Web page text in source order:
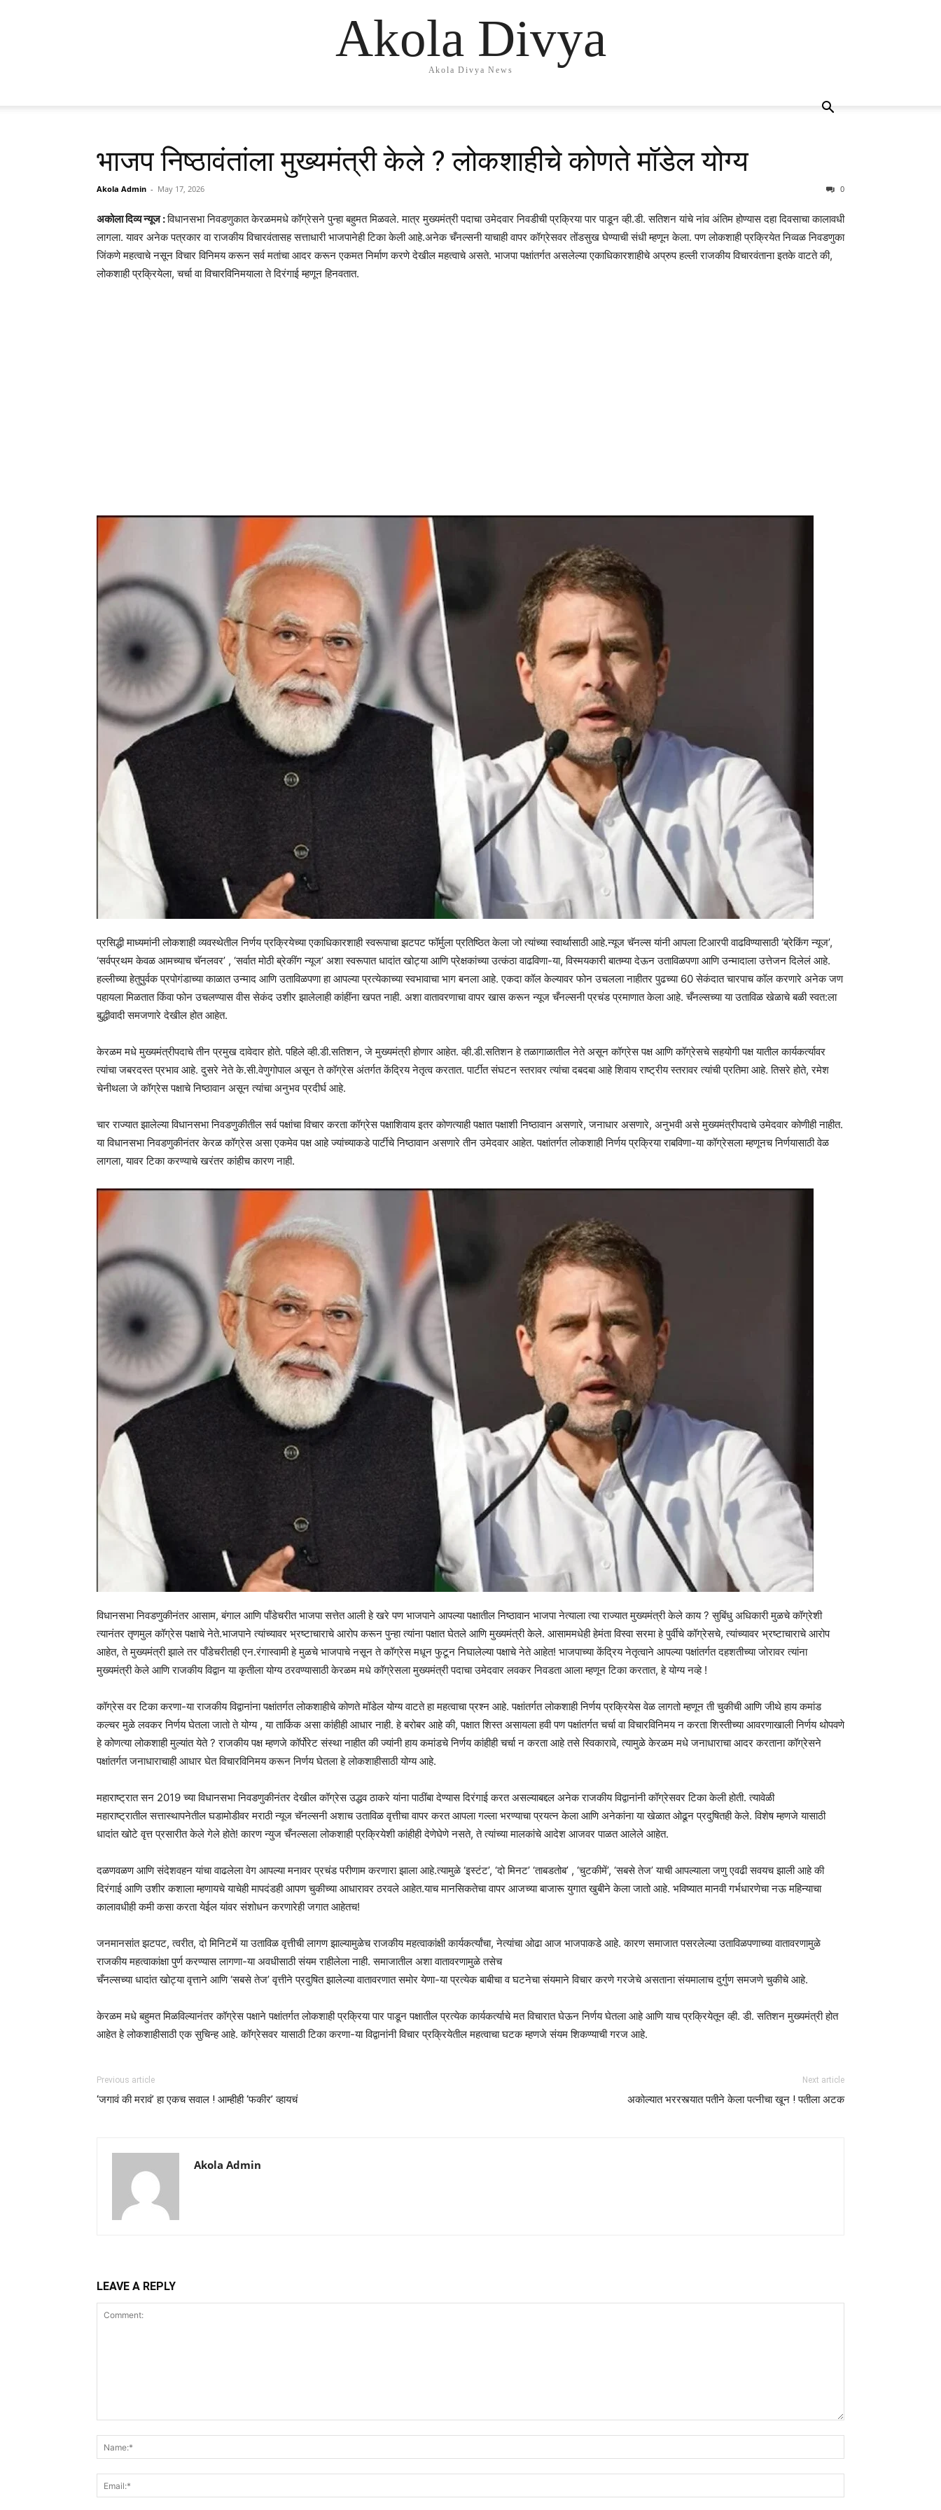
Akola Divya
Akola Divya News
भाजप निष्ठावंतांला मुख्यमंत्री केले ? लोकशाहीचे कोणते मॉडेल योग्य
Akola Admin - May 17, 2026 0
अकोला दिव्य न्यूज :विधानसभा निवडणुकात केरळममधे कॉग्रेसने पुन्हा बहुमत मिळवले. मात्र मुख्यमंत्री पदाचा उमेदवार निवडीची प्रक्रिया पार पाडून व्ही.डी. सतिशन यांचे नांव अंतिम होण्यास दहा दिवसाचा कालावधी
लागला. यावर अनेक पत्रकार वा राजकीय विचारवंतासह सत्ताधारी भाजपानेही टिका केली आहे.अनेक चँनल्सनी याचाही वापर कॉग्रेसवर तोंडसुख घेण्याची संधी म्हणून केला. पण लोकशाही प्रक्रियेत निव्वळ निवडणुका
जिंकणे महत्वाचे नसून विचार विनिमय करून सर्व मतांचा आदर करून एकमत निर्माण करणे देखील महत्वाचे असते. भाजपा पक्षांतर्गत असलेल्या एकाधिकारशाहीचे अप्रुप हल्ली राजकीय विचारवंताना इतके वाटते की,
लोकशाही प्रक्रियेला, चर्चा वा विचारविनिमयाला ते दिरंगाई म्हणून हिनवतात.
प्रसिद्धी माध्यमांनी लोकशाही व्यवस्थेतील निर्णय प्रक्रियेच्या एकाधिकारशाही स्वरूपाचा झटपट फॉर्मुला प्रतिष्ठित केला जो त्यांच्या स्वार्थासाठी आहे.न्यूज चॅनल्स यांनी आपला टिआरपी वाढविण्यासाठी ‘ब्रेकिंग न्यूज’,
‘सर्वप्रथम केवळ आमच्याच चॅनलवर’ , ‘सर्वात मोठी ब्रेकींग न्यूज’ अशा स्वरूपात धादांत खोट्या आणि प्रेक्षकांच्या उत्कंठा वाढविणा-या, विस्मयकारी बातम्या देऊन उताविळपणा आणि उन्मादाला उत्तेजन दिलेलं आहे.
हल्लीच्या हेतुपुर्वक प्रपोगंडाच्या काळात उन्माद आणि उताविळपणा हा आपल्या प्रत्येकाच्या स्वभावाचा भाग बनला आहे. एकदा कॉल केल्यावर फोन उचलला नाहीतर पुढच्या 60 सेकंदात चारपाच कॉल करणारे अनेक जण
पहायला मिळतात किंवा फोन उचलण्यास वीस सेकंद उशीर झालेलाही कांहींना खपत नाही. अशा वातावरणाचा वापर खास करून न्यूज चँनल्सनी प्रचंड प्रमाणात केला आहे. चँनल्सच्या या उताविळ खेळाचे बळी स्वत:ला
बुद्धीवादी समजणारे देखील होत आहेत.
केरळम मधे मुख्यमंत्रीपदाचे तीन प्रमुख दावेदार होते. पहिले व्ही.डी.सतिशन, जे मुख्यमंत्री होणार आहेत. व्ही.डी.सतिशन हे तळागाळातील नेते असून कॉग्रेस पक्ष आणि कॉग्रेसचे सहयोगी पक्ष यातील कार्यकर्त्यावर
त्यांचा जबरदस्त प्रभाव आहे. दुसरे नेते के.सी.वेणुगोपाल असून ते कॉग्रेस अंतर्गत केंद्रिय नेतृत्व करतात. पार्टीत संघटन स्तरावर त्यांचा दबदबा आहे शिवाय राष्ट्रीय स्तरावर त्यांची प्रतिमा आहे. तिसरे होते, रमेश
चेनीथला जे कॉग्रेस पक्षाचे निष्ठावान असून त्यांचा अनुभव प्रदीर्घ आहे.
चार राज्यात झालेल्या विधानसभा निवडणुकीतील सर्व पक्षांचा विचार करता कॉग्रेस पक्षाशिवाय इतर कोणत्याही पक्षात पक्षाशी निष्ठावान असणारे, जनाधार असणारे, अनुभवी असे मुख्यमंत्रीपदाचे उमेदवार कोणीही नाहीत.
या विधानसभा निवडणुकीनंतर केरळ कॉग्रेस असा एकमेव पक्ष आहे ज्यांच्याकडे पार्टीचे निष्ठावान असणारे तीन उमेदवार आहेत. पक्षांतर्गत लोकशाही निर्णय प्रक्रिया राबविणा-या कॉग्रेसला म्हणूनच निर्णयासाठी वेळ
लागला, यावर टिका करण्याचे खरंतर कांहीच कारण नाही.
विधानसभा निवडणुकीनंतर आसाम, बंगाल आणि पॉंडेचरीत भाजपा सत्तेत आली हे खरे पण भाजपाने आपल्या पक्षातील निष्ठावान भाजपा नेत्याला त्या राज्यात मुख्यमंत्री केले काय ? सुबिंधु अधिकारी मुळचे कॉग्रेशी
त्यानंतर तृणमुल कॉग्रेस पक्षाचे नेते.भाजपाने त्यांच्यावर भ्रष्टाचाराचे आरोप करून पुन्हा त्यांना पक्षात घेतले आणि मुख्यमंत्री केले. आसाममधेही हेमंता विस्वा सरमा हे पुर्वीचे कॉग्रेसचे, त्यांच्यावर भ्रष्टाचाराचे आरोप
आहेत, ते मुख्यमंत्री झाले तर पॉंडेचरीतही एन.रंगास्वामी हे मुळचे भाजपाचे नसून ते कॉग्रेस मधून फुटून निघालेल्या पक्षाचे नेते आहेत! भाजपाच्या केंद्रिय नेतृत्वाने आपल्या पक्षांतर्गत दहशतीच्या जोरावर त्यांना
मुख्यमंत्री केले आणि राजकीय विद्वान या कृतीला योग्य ठरवण्यासाठी केरळम मधे कॉग्रेसला मुख्यमंत्री पदाचा उमेदवार लवकर निवडता आला म्हणून टिका करतात, हे योग्य नव्हे !
कॉग्रेस वर टिका करणा-या राजकीय विद्वानांना पक्षांतर्गत लोकशाहीचे कोणते मॉडेल योग्य वाटते हा महत्वाचा प्रश्न आहे. पक्षांतर्गत लोकशाही निर्णय प्रक्रियेस वेळ लागतो म्हणून ती चुकीची आणि जीथे हाय कमांड
कल्चर मुळे लवकर निर्णय घेतला जातो ते योग्य , या तार्किक असा कांहीही आधार नाही. हे बरोबर आहे की, पक्षात शिस्त असायला हवी पण पक्षांतर्गत चर्चा वा विचारविनिमय न करता शिस्तीच्या आवरणाखाली निर्णय थोपवणे
हे कोणत्या लोकशाही मुल्यांत येते ? राजकीय पक्ष म्हणजे कॉर्पोरेट संस्था नाहीत की ज्यांनी हाय कमांडचे निर्णय कांहीही चर्चा न करता आहे तसे स्विकारावे, त्यामुळे केरळम मधे जनाधाराचा आदर करताना कॉग्रेसने
पक्षांतर्गत जनाधाराचाही आधार घेत विचारविनिमय करून निर्णय घेतला हे लोकशाहीसाठी योग्य आहे.
महाराष्ट्रात सन 2019 च्या विधानसभा निवडणुकीनंतर देखील कॉग्रेस उद्धव ठाकरे यांना पाठींबा देण्यास दिरंगाई करत असल्याबद्दल अनेक राजकीय विद्वानांनी कॉग्रेसवर टिका केली होती. त्यावेळी
महाराष्ट्रातील सत्तास्थापनेतील घडामोडीवर मराठी न्यूज चॅनल्सनी अशाच उताविळ वृत्तीचा वापर करत आपला गल्ला भरण्याचा प्रयत्न केला आणि अनेकांना या खेळात ओढून प्रदुषितही केले. विशेष म्हणजे यासाठी
धादांत खोटे वृत्त प्रसारीत केले गेले होते! कारण न्युज चँनल्सला लोकशाही प्रक्रियेशी कांहीही देणेघेणे नसते, ते त्यांच्या मालकांचे आदेश आजवर पाळत आलेले आहेत.
दळणवळण आणि संदेशवहन यांचा वाढलेला वेग आपल्या मनावर प्रचंड परीणाम करणारा झाला आहे.त्यामुळे ‘इस्टंट’, ‘दो मिनट’ ‘ताबडतोब’ , ‘चुटकीमें’, ‘सबसे तेज’ याची आपल्याला जणु एवढी सवयच झाली आहे की
दिरंगाई आणि उशीर कशाला म्हणायचे याचेही मापदंडही आपण चुकीच्या आधारावर ठरवले आहेत.याच मानसिकतेचा वापर आजच्या बाजारू युगात खुबीने केला जातो आहे. भविष्यात मानवी गर्भधारणेचा नऊ महिन्याचा
कालावधीही कमी कसा करता येईल यांवर संशोधन करणारेही जगात आहेतच!
जनमानसांत झटपट, त्वरीत, दो मिनिटमें या उताविळ वृत्तीची लागण झाल्यामुळेच राजकीय महत्वाकांक्षी कार्यकर्त्यांचा, नेत्यांचा ओढा आज भाजपाकडे आहे. कारण समाजात पसरलेल्या उताविळपणाच्या वातावरणामुळे
राजकीय महत्वाकांक्षा पुर्ण करण्यास लागणा-या अवधीसाठी संयम राहीलेला नाही. समाजातील अशा वातावरणामुळे तसेच
चँनल्सच्या धादांत खोट्या वृत्ताने आणि ‘सबसे तेज’ वृत्तीने प्रदुषित झालेल्या वातावरणात समोर येणा-या प्रत्येक बाबीचा व घटनेचा संयमाने विचार करणे गरजेचे असताना संयमालाच दुर्गुण समजणे चुकीचे आहे.
केरळम मधे बहुमत मिळविल्यानंतर कॉग्रेस पक्षाने पक्षांतर्गत लोकशाही प्रक्रिया पार पाडून पक्षातील प्रत्येक कार्यकर्त्याचे मत विचारात घेऊन निर्णय घेतला आहे आणि याच प्रक्रियेतून व्ही. डी. सतिशन मुख्यमंत्री होत
आहेत हे लोकशाहीसाठी एक सुचिन्ह आहे. कॉग्रेसवर यासाठी टिका करणा-या विद्वानांनी विचार प्रक्रियेतील महत्वाचा घटक म्हणजे संयम शिकण्याची गरज आहे.
Previous article
‘जगावं की मरावं’ हा एकच सवाल ! आम्हीही ‘फकीर’ व्हायचं
Next article
अकोल्यात भररस्त्यात पतीने केला पत्नीचा खून ! पतीला अटक
Akola Admin
LEAVE A REPLY